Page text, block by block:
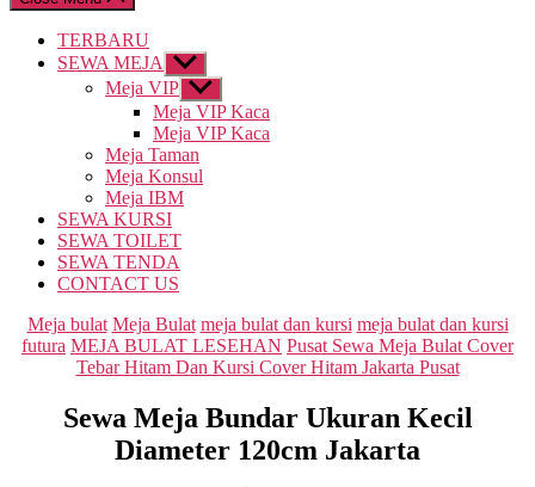
TERBARU
SEWA MEJA
Show
sub
menu
Meja VIP Show
sub
menu
Meja VIP Kaca
Meja VIP Kaca
Meja Taman
Meja Konsul
Meja IBM
SEWA KURSI
SEWA TOILET
SEWA TENDA
CONTACT US
Categories
Meja bulat Meja Bulat meja bulat dan kursi meja bulat dan kursi
futura MEJA BULAT LESEHAN Pusat Sewa Meja Bulat Cover
Tebar Hitam Dan Kursi Cover Hitam Jakarta Pusat
Sewa Meja Bundar Ukuran Kecil
Diameter 120cm Jakarta